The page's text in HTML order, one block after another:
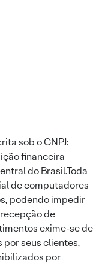
sob o CNPJ:
financeira
do Brasil.Toda
de computadores
podendo impedir
de
exime-se de
seus clientes,
por